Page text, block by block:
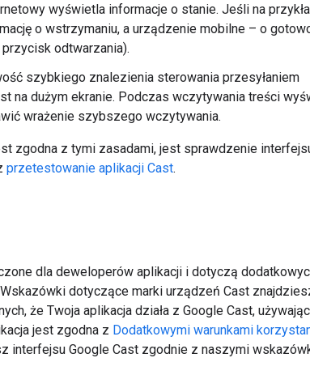
wyświetla informacje o stanie. Jeśli na
o wstrzymaniu, a urządzenie mobilne – o
odtwarzania).
szybkiego znalezienia sterowania przesyłaniem
na dużym ekranie. Podczas wczytywania treści
wrażenie szybszego wczytywania.
zgodna z tymi zasadami, jest sprawdzenie
przetestowanie aplikacji Cast.
dla deweloperów aplikacji i dotyczą
dotyczące marki urządzeń Cast
że Twoja aplikacja działa z Google Cast, używając
jest zgodna z Dodatkowymi warunkami
interfejsu Google Cast zgodnie z naszymi